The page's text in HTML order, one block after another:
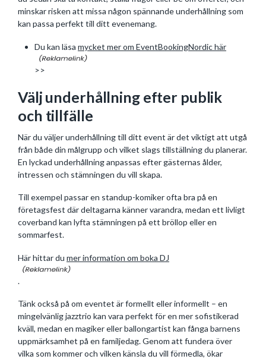
minskar risken att missa någon spännande underhållning som
kan passa perfekt till ditt evenemang.
Du kan läsa mycket mer om EventBookingNordic här
>>
Välj underhållning efter publik
och tillfälle
När du väljer underhållning till ditt event är det viktigt att utgå
från både din målgrupp och vilket slags tillställning du planerar.
En lyckad underhållning anpassas efter gästernas ålder,
intressen och stämningen du vill skapa.
Till exempel passar en standup-komiker ofta bra på en
företagsfest där deltagarna känner varandra, medan ett livligt
coverband kan lyfta stämningen på ett bröllop eller en
sommarfest.
Här hittar du mer information om boka DJ
.
Tänk också på om eventet är formellt eller informellt – en
mingelvänlig jazztrio kan vara perfekt för en mer sofistikerad
kväll, medan en magiker eller ballongartist kan fånga barnens
uppmärksamhet på en familjedag. Genom att fundera över
vilka som kommer och vilken känsla du vill förmedla, ökar